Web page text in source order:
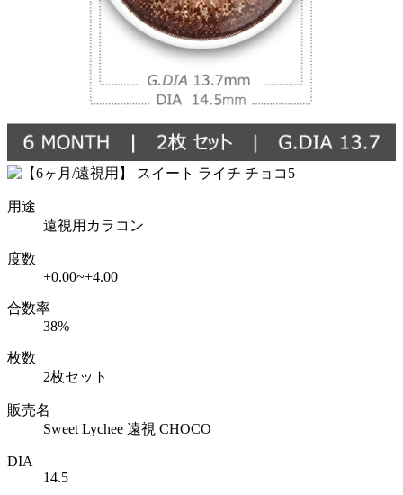
用途
遠視用カラコン
度数
+0.00~+4.00
合数率
38%
枚数
2枚セット
販売名
Sweet Lychee 遠視 CHOCO
DIA
14.5